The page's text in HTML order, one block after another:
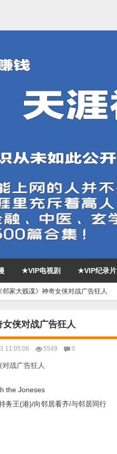
★VIP电视剧 ★VIP纪录片
邻家大贱谍》神奇女侠对战广告狂人
侠对战广告狂人
11:05:06 5549 0
Joneses
王(港)/向邻居看齐/与邻居同行